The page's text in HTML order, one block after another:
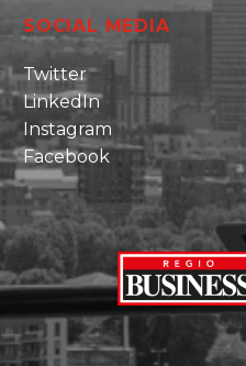
SOCIAL MEDIA
Twitter
LinkedIn
Instagram
Facebook